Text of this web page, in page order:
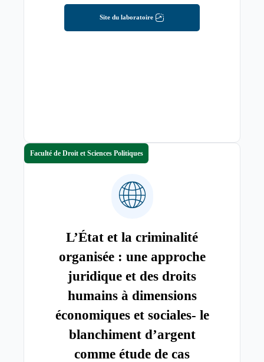
Site du laboratoire
L’État et la criminalité
organisée : une approche
juridique et des droits
humains à dimensions
économiques et sociales- le
blanchiment d’argent
comme étude de cas
Faculté de Droit et Sciences Politiques